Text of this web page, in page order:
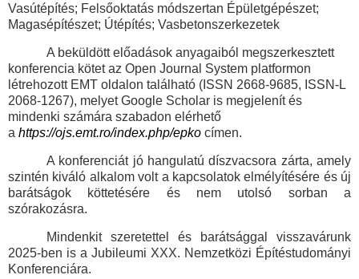
Vasútépítés; Felsőoktatás módszertan Épületgépészet;
Magasépítészet; Útépítés; Vasbetonszerkezetek
A beküldött előadások anyagaiból megszerkesztett
konferencia kötet az Open Journal System platformon
létrehozott EMT oldalon található (ISSN 2668-9685, ISSN-L
2068-1267), melyet Google Scholar is megjelenít és
mindenki számára szabadon elérhető
a https://ojs.emt.ro/index.php/epko címen.
A konferenciát jó hangulatú díszvacsora zárta, amely
szintén kiváló alkalom volt a kapcsolatok elmélyítésére és új
barátságok köttetésére és nem utolsó sorban a
szórakozásra.
Mindenkit szeretettel és barátsággal visszavárunk
2025-ben is a Jubileumi XXX. Nemzetközi Építéstudományi
Konferenciára.